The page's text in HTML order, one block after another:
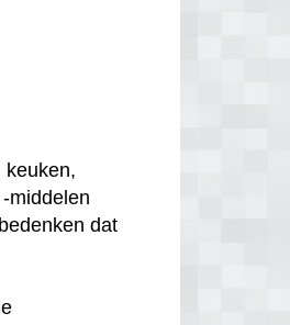
keuken,
middelen
dat